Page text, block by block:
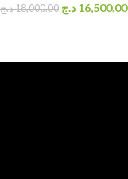
18,000.00د.ج 16,500.00 د.ج